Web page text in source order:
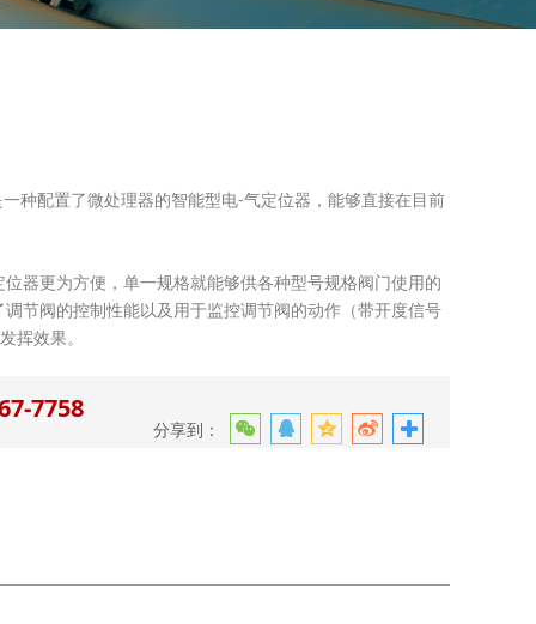
种配置了微处理器的智能型电-气定位器，能够直接在目前
器更为方便，单一规格就能够供各种型号规格阀门使用的
节阀的控制性能以及用于监控调节阀的动作（带开度信号
挥效果。
7758
分享到：